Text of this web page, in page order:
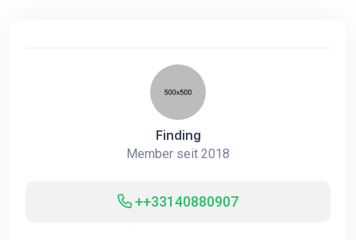
Finding
Member seit 2018
++33140880907